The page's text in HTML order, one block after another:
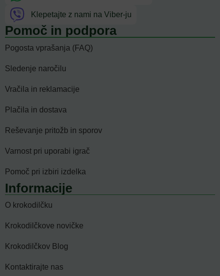
Klepetajte z nami na Viber-ju
Pomoč in podpora
Pogosta vprašanja (FAQ)
Sledenje naročilu
Vračila in reklamacije
Plačila in dostava
Reševanje pritožb in sporov
Varnost pri uporabi igrač
Pomoč pri izbiri izdelka
Informacije
O krokodilčku
Krokodilčkove novičke
Krokodilčkov Blog
Kontaktirajte nas